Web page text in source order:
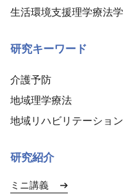
生活環境支援理学療法学
研究キーワード
介護予防
地域理学療法
地域リハビリテーション
研究紹介
ミニ講義